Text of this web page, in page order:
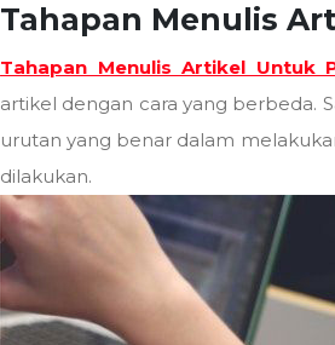
2021
Tahapan Menulis
Tahapan Menulis Artikel Untuk
artikel dengan cara yang berbeda.
urutan yang benar dalam
dilakukan.